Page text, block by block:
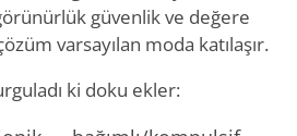
güvenlik ve değere
varsayılan moda katılaşır.
ki doku ekler: